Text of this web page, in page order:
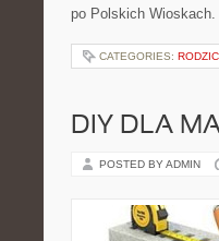
po Polskich
CATEGORIES:
DIY DLA
POSTED BY ADMIN